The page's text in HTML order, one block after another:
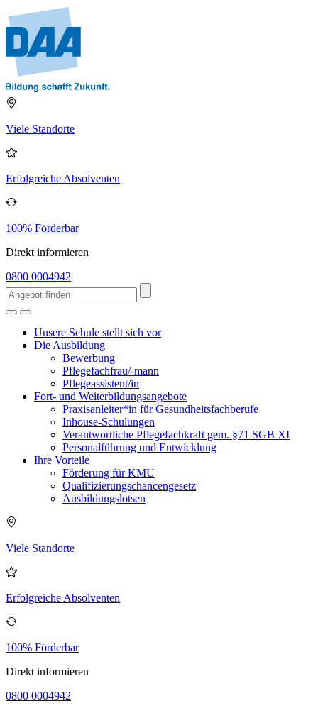
Viele Standorte
Erfolgreiche Absolventen
100% Förderbar
Direkt informieren
0800 0004942
Unsere Schule stellt sich vor
Die Ausbildung
Bewerbung
Pflegefachfrau/-mann
Pflegeassistent/in
Fort- und Weiterbildungsangebote
Praxisanleiter*in für Gesundheitsfachberufe
Inhouse-Schulungen
Verantwortliche Pflegefachkraft gem. §71 SGB XI
Personalführung und Entwicklung
Ihre Vorteile
Förderung für KMU
Qualifizierungschancengesetz
Ausbildungslotsen
Viele Standorte
Erfolgreiche Absolventen
100% Förderbar
Direkt informieren
0800 0004942